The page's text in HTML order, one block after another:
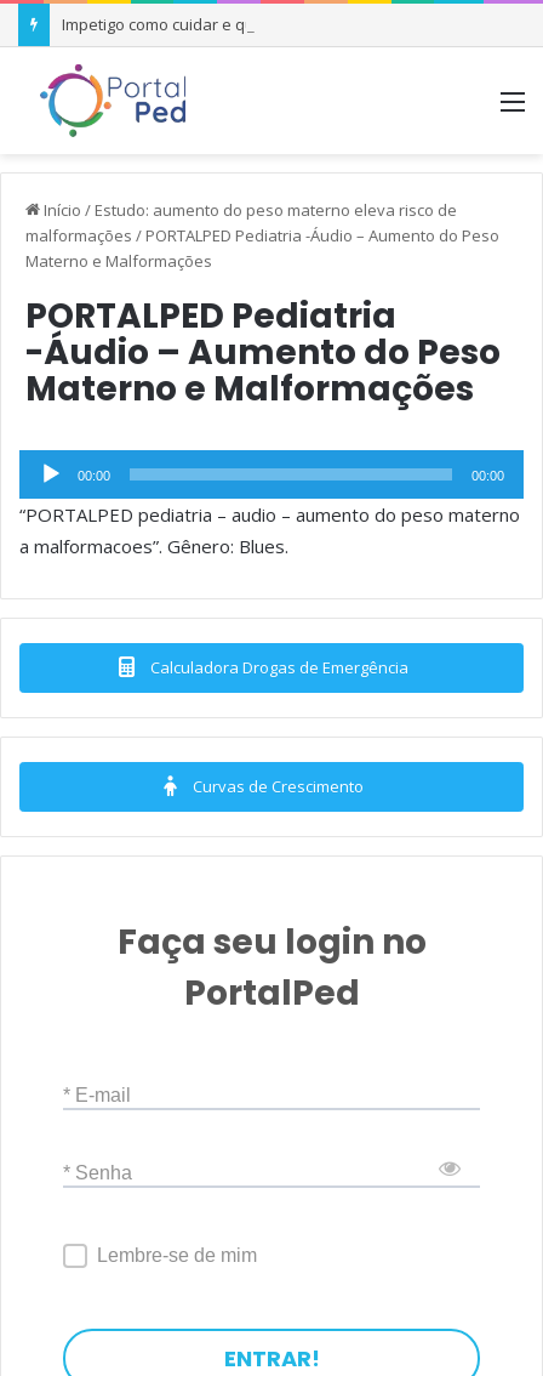
Impetigo como cuidar e quando se preocupar
Início / Estudo: aumento do peso materno eleva risco de
malformações / PORTALPED Pediatria -Áudio – Aumento do Peso
Materno e Malformações
PORTALPED Pediatria
-Áudio – Aumento do Peso
Materno e Malformações
Tocador
de
áudio
00:00 00:00
“PORTALPED pediatria – audio – aumento do peso materno
a malformacoes”. Gênero: Blues.
Calculadora Drogas de Emergência
Curvas de Crescimento
Faça seu login no
PortalPed
* E-mail
* Senha
Lembre-se de mim
ENTRAR!